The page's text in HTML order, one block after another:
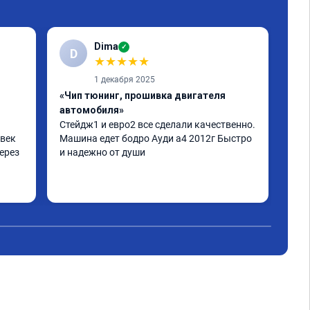
по
D Dima ✓
★★★★★
1 декабря 2025
«Чип тюнинг, прошивка двигателя
автомобиля»
Стейдж1 и евро2 все сделали качественно.
Машина едет бодро Ауди а4 2012г Быстро
и надежно от души